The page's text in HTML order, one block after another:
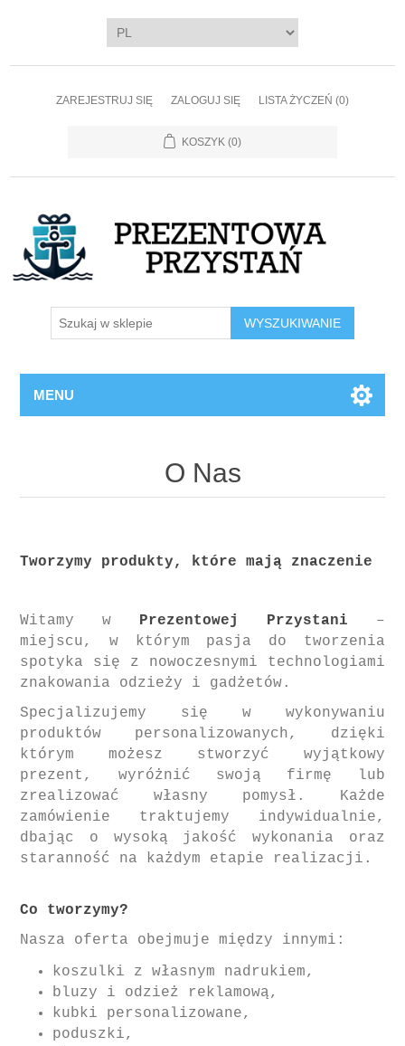
ZAREJESTRUJ SIĘ ZALOGUJ SIĘ LISTA ŻYCZEŃ (0)
KOSZYK (0)
WYSZUKIWANIE
MENU
O Nas
Tworzymy produkty, które mają znaczenie
Witamy w Prezentowej Przystani –
miejscu, w którym pasja do tworzenia
spotyka się z nowoczesnymi technologiami
znakowania odzieży i gadżetów.
Specjalizujemy się w wykonywaniu
produktów personalizowanych, dzięki
którym możesz stworzyć wyjątkowy
prezent, wyróżnić swoją firmę lub
zrealizować własny pomysł. Każde
zamówienie traktujemy indywidualnie,
dbając o wysoką jakość wykonania oraz
staranność na każdym etapie realizacji.
Co tworzymy?
Nasza oferta obejmuje między innymi:
koszulki z własnym nadrukiem,
bluzy i odzież reklamową,
kubki personalizowane,
poduszki,